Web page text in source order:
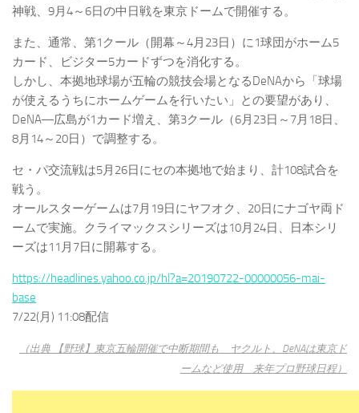
神戦、9月4～6日の中日戦を東京ドームで開催する。
また、通常、第1クール（開幕～4月23日）に1球団がホーム5
カード、ビジター5カードずつを消化する。
しかし、本拠地球場が五輪の競技会場となるDeNAから「球場
が使えるうちにホームゲームを行いたい」との要望があり、
DeNA―広島が1カード増え、第3クール（6月23日～7月18日、
8月14～20日）で調整する。
セ・パ交流戦は5月26日にセの本拠地で始まり、計108試合を
戦う。
オールスターゲームは7月19日にヤフオク、20日にナゴヤ両ド
ームで実施。クライマックスシリーズは10月24日、日本シリ
ーズは11月7日に開幕する。
https://headlines.yahoo.co.jp/hl?a=20190722-00000056-mai-
base
7/22(月) 11:08配信
（出典 【野球】東京五輪開催で中断期間も ヤクルト、DeNAは東京ド
ームなど使用 来年プロ野球日程）